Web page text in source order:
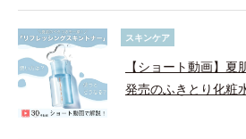
スキンケア
【ショート動画】
発売のふきとり化粧